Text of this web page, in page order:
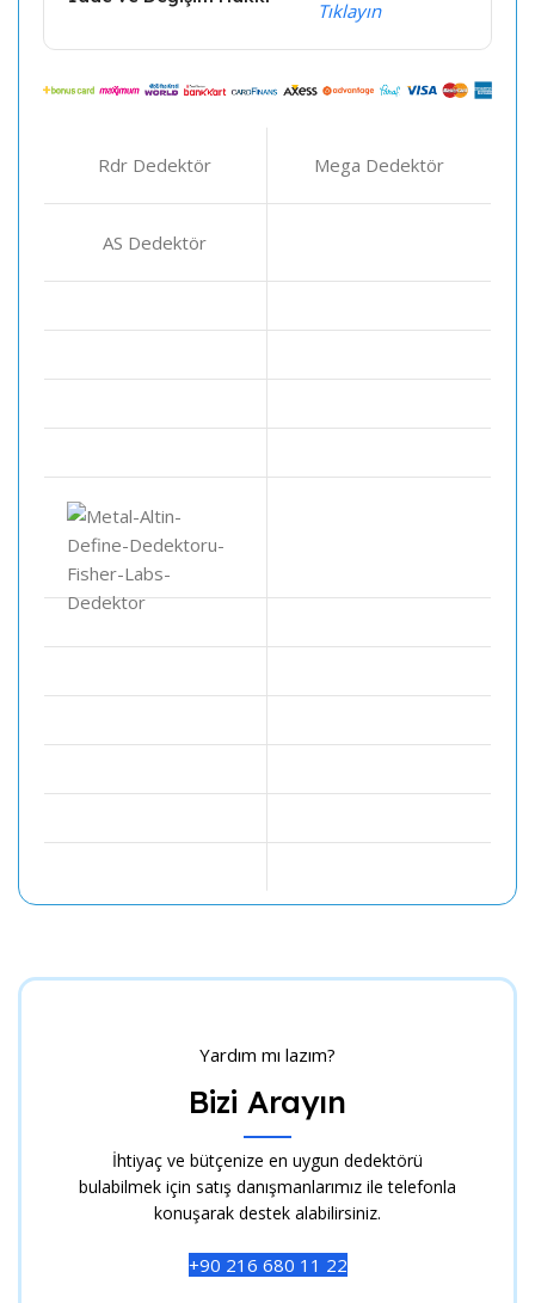
Tıklayın
Rdr Dedektör Mega Dedektör
AS Dedektör
Yardım mı lazım?
Bizi Arayın
İhtiyaç ve bütçenize en uygun dedektörü
bulabilmek için satış danışmanlarımız ile telefonla
konuşarak destek alabilirsiniz.
+90 216 680 11 22